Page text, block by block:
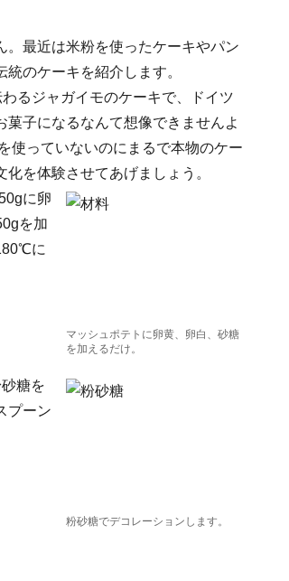
最近は米粉を使ったケーキやパン
のケーキを紹介します。
るジャガイモのケーキで、ドイツ
子になるなんて想像できませんよ
使っていないのにまるで本物のケー
を体験させてあげましょう。
マッシュポテトに卵黄、卵白、砂糖
を加えるだけ。
に卵
を加
に
粉砂糖でデコレーションします。
糖を
プーン